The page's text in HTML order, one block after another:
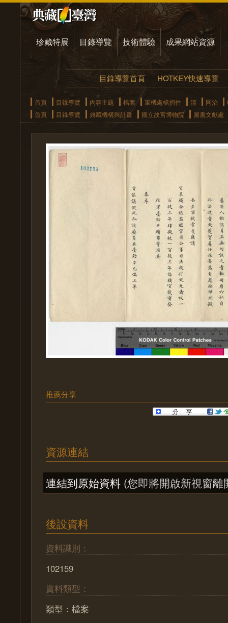
珍藏特展 目錄導覽 技術體驗 成果網站資源
目錄導覽首頁 HOTKEY快速導覽
首頁 目錄導覽 內容主題 檔案 軍機處檔摺件 清 同治
首頁
目錄導覽 典藏機構與計畫 國立故宮博物院 圖書文獻處
推薦分享
資源連結
連結到原始資料 (您即將開啟新視窗離
後設資料
資料識別：
102159
資料類型：
類型：檔案